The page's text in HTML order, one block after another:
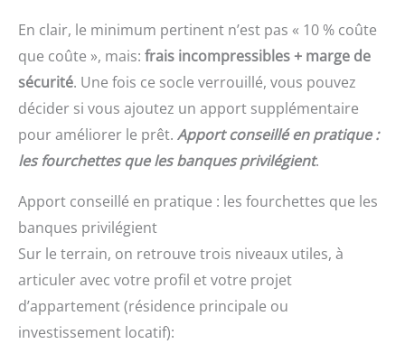
En clair, le minimum pertinent n’est pas « 10 % coûte
que coûte », mais: frais incompressibles + marge de
sécurité. Une fois ce socle verrouillé, vous pouvez
décider si vous ajoutez un apport supplémentaire
pour améliorer le prêt. Apport conseillé en pratique :
les fourchettes que les banques privilégient.
Apport conseillé en pratique : les fourchettes que les
banques privilégient
Sur le terrain, on retrouve trois niveaux utiles, à
articuler avec votre profil et votre projet
d’appartement (résidence principale ou
investissement locatif):